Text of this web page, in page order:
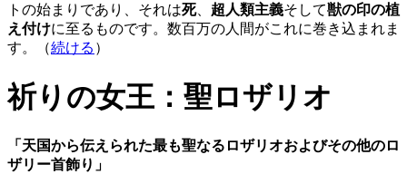
トの始まりであり、それは死、 超人類主義そして獣の印の植
え付けに至るものです。数百万の人間がこれに巻き込まれま
す。（続ける ）
祈りの女王：聖ロザリオ
「天国から伝えられた最も聖なるロザリオおよびその他のロ
ザリー首飾り」